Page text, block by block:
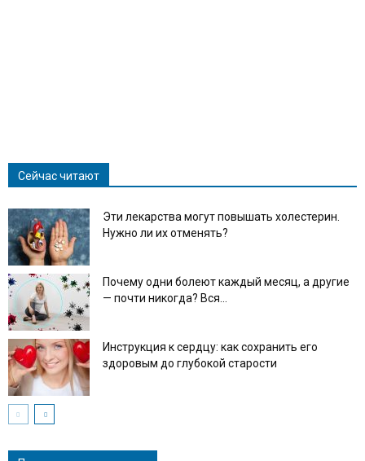
Сейчас читают
Эти лекарства могут повышать холестерин.
Нужно ли их отменять?
Почему одни болеют каждый месяц, а другие
— почти никогда? Вся...
Инструкция к сердцу: как сохранить его
здоровым до глубокой старости